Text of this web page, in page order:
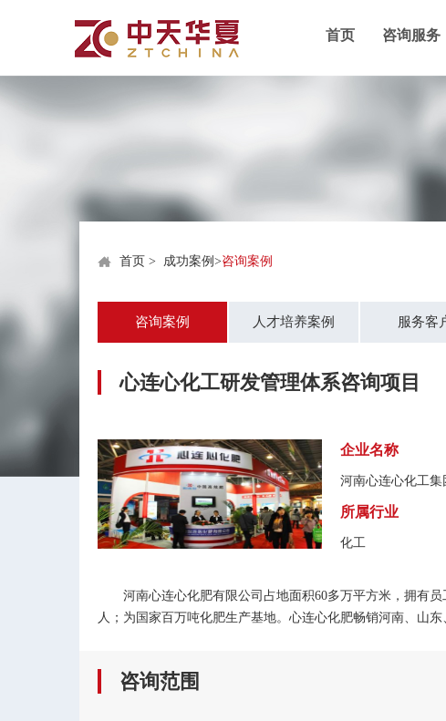
首页 咨询服务
首页 > 成功案例 >咨询案例
咨询案例 人才培养案例 服务客
心连心化工研发管理体系咨询项目
企业名称
河南心连心化工集
所属行业
化工
河南心连心化肥有限公司占地面积60多万平方米，拥有
人；为国家百万吨化肥生产基地。心连心化肥畅销河南、山
咨询范围